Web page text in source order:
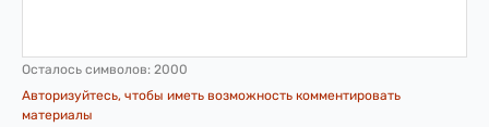
Осталось символов: 2000
Авторизуйтесь, чтобы иметь возможность комментировать
материалы